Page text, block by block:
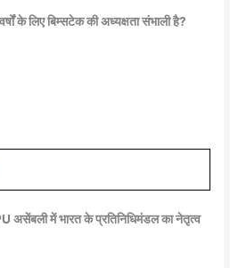
के लिए बिम्सटेक की अध्यक्षता संभाली है?
असेंबली में भारत के प्रतिनिधिमंडल का नेतृत्व